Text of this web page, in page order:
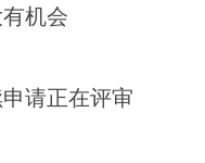
机会
请正在评审